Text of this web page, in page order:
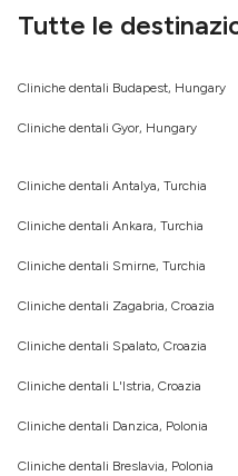
Tutte le
Cliniche dentali Budapest, Hungary
Cliniche dentali Gyor, Hungary
Cliniche dentali Antalya, Turchia
Cliniche dentali Ankara, Turchia
Cliniche dentali Smirne, Turchia
Cliniche dentali Zagabria, Croazia
Cliniche dentali Spalato, Croazia
Cliniche dentali L'Istria, Croazia
Cliniche dentali Danzica, Polonia
Cliniche dentali Breslavia, Polonia